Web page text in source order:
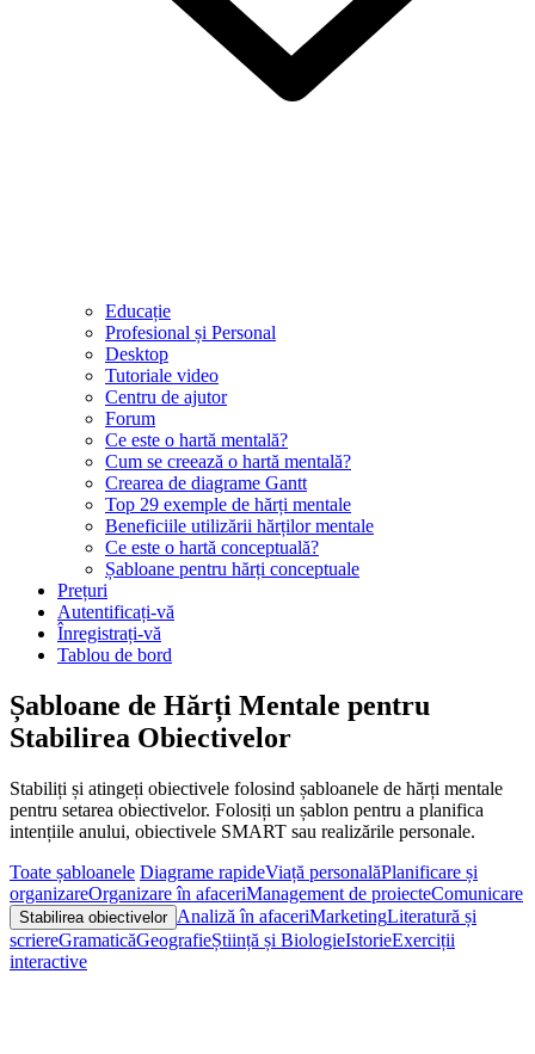
Educație
Profesional și Personal
Desktop
Tutoriale video
Centru de ajutor
Forum
Ce este o hartă mentală?
Cum se creează o hartă mentală?
Crearea de diagrame Gantt
Top 29 exemple de hărți mentale
Beneficiile utilizării hărților mentale
Ce este o hartă conceptuală?
Șabloane pentru hărți conceptuale
Prețuri
Autentificați-vă
Înregistrați-vă
Tablou de bord
Șabloane de Hărți Mentale pentru
Stabilirea Obiectivelor
Stabiliți și atingeți obiectivele folosind șabloanele de hărți mentale
pentru setarea obiectivelor. Folosiți un șablon pentru a planifica
intențiile anului, obiectivele SMART sau realizările personale.
Toate șabloanele Diagrame rapideViață personalăPlanificare și
organizareOrganizare în afaceriManagement de proiecteComunicare
Stabilirea obiectivelor Analiză în afaceriMarketingLiteratură și
scriereGramaticăGeografieȘtiință și BiologieIstorieExerciții
interactive